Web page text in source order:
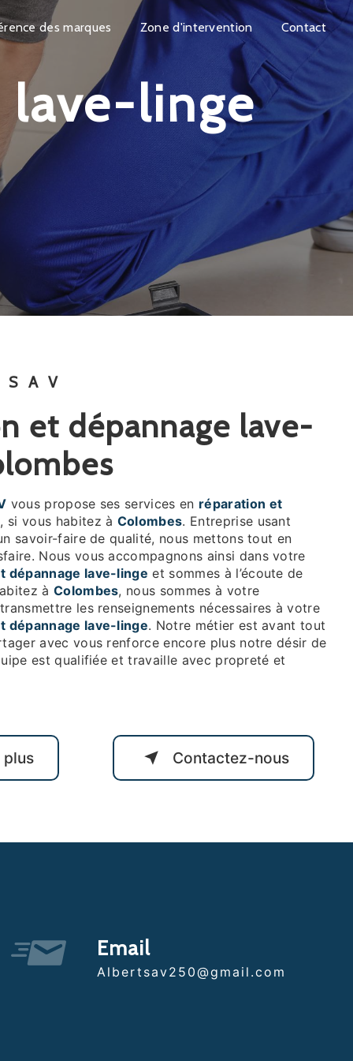
des marques Zone d'intervention Contact
SAV
vous propose ses services en réparation et
, si vous habitez à Colombes. Entreprise usant
savoir-faire de qualité, nous mettons tout en
Nous vous accompagnons ainsi dans votre
dépannage lave-linge et sommes à l’écoute de
à Colombes, nous sommes à votre
les renseignements nécessaires à votre
dépannage lave-linge. Notre métier est avant tout
avec vous renforce encore plus notre désir de
est qualifiée et travaille avec propreté et
plus Contactez-nous
Email
albertsav250@gmail.com